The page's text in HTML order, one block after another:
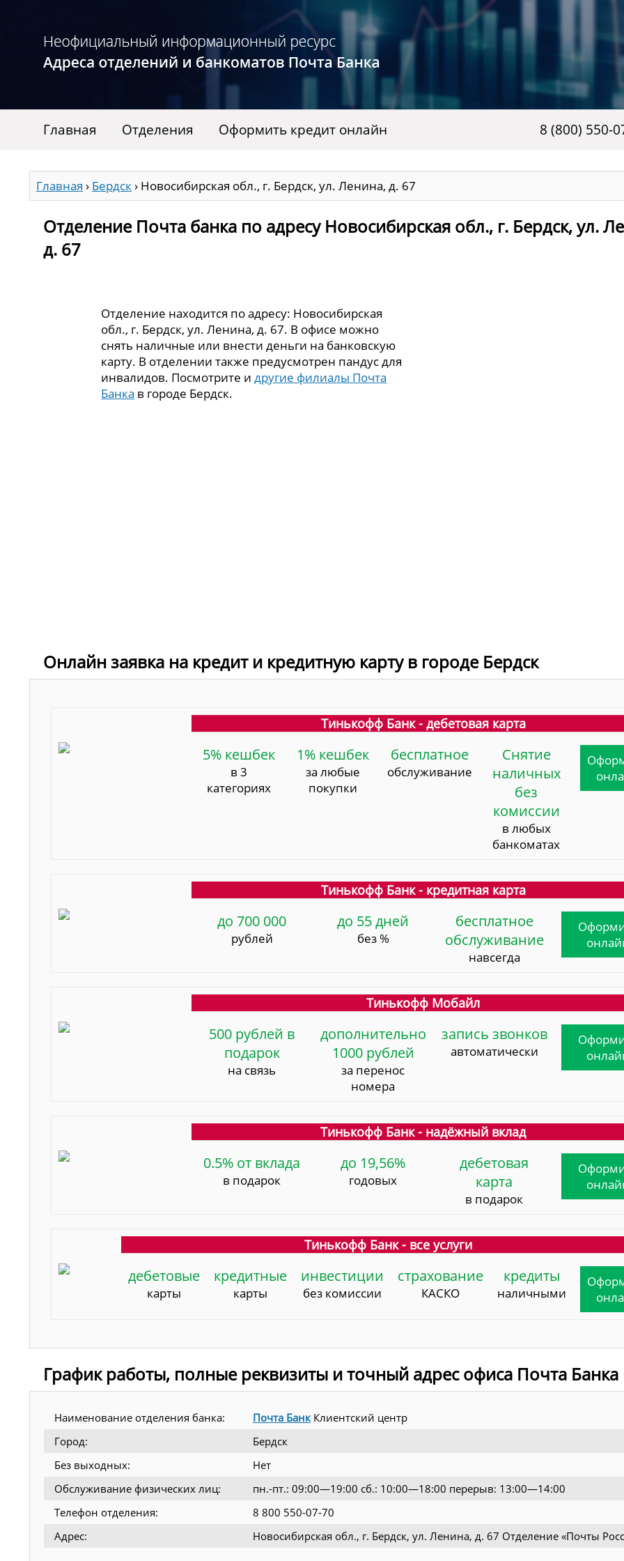
Главная Отделения Оформить кредит онлайн 8 (800) 550-
Главная › Бердск› Новосибирская обл., г. Бердск, ул. Ленина, д. 67
Отделение Почта банка по адресу Новосибирская обл., г. Бердск, ул.
д. 67
Отделение находится по адресу: Новосибирская
обл., г. Бердск, ул. Ленина, д. 67. В офисе можно
снять наличные или внести деньги на банковскую
карту. В отделении также предусмотрен пандус для
инвалидов. Посмотрите идругие филиалы Почта
Банка в городе Бердск.
Онлайн заявка на кредит и кредитную карту в городе Бердск
Тинькофф Банк - дебетовая карта
5% кешбек
в 3
категориях
1% кешбек
за любые
покупки
бесплатное
обслуживание
Снятие
наличных
без
комиссии
в любых
банкоматах
Тинькофф Банк - кредитная карта
до 700 000
рублей
до 55 дней
без %
бесплатное
обслуживание
навсегда
Тинькофф Мобайл
500 рублей в
подарок
на связь
дополнительно
1000 рублей
за перенос
номера
запись звонков
автоматически
Тинькофф Банк - надёжный вклад
0.5% от вклада
в подарок
до 19,56%
годовых
дебетовая
карта
в подарок
Тинькофф Банк - все услуги
дебетовые
карты
кредитные
карты
инвестиции
без комиссии
страхование
КАСКО
кредиты
наличными
График работы, полные реквизиты и точный адрес офиса Почта Банка
Наименование отделения банка: Почта Банк Клиентский центр
Город:
Бердск
Без выходных:
Нет
Обслуживание физических лиц:
пн.-пт.: 09:00—19:00 сб.: 10:00—18:00 перерыв: 13:00—14:00
Телефон отделения:
8 800 550-07-70
Адрес:
Новосибирская обл., г. Бердск, ул. Ленина, д. 67 Отделение «Почты